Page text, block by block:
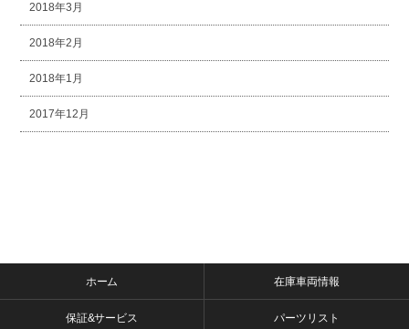
2018年3月
2018年2月
2018年1月
2017年12月
ホーム 在庫車両情報
保証&サービス パーツリスト